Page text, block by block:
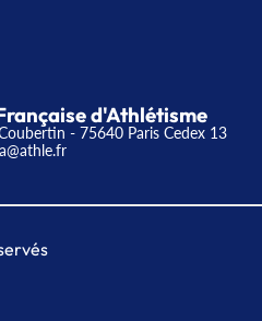
d'Athlétisme
- 75640 Paris Cedex 13